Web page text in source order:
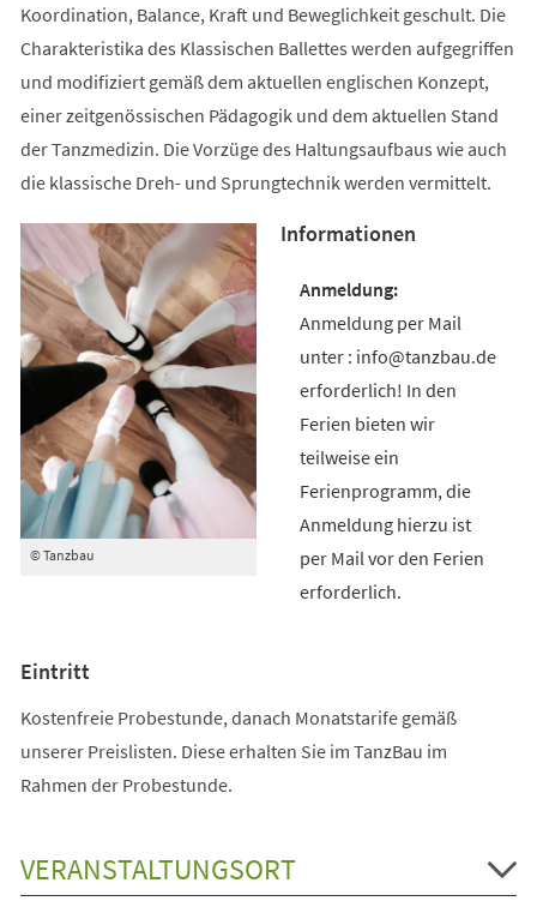
Koordination, Balance, Kraft und Beweglichkeit geschult. Die
Charakteristika des Klassischen Ballettes werden aufgegriffen
und modifiziert gemäß dem aktuellen englischen Konzept,
einer zeitgenössischen Pädagogik und dem aktuellen Stand
der Tanzmedizin. Die Vorzüge des Haltungsaufbaus wie auch
die klassische Dreh- und Sprungtechnik werden vermittelt.
© Tanzbau
Informationen
Anmeldung per Mail
unter : info@tanzbau.de
erforderlich! In den
Ferien bieten wir
teilweise ein
Ferienprogramm, die
Anmeldung hierzu ist
per Mail vor den Ferien
erforderlich.
Eintritt
Kostenfreie Probestunde, danach Monatstarife gemäß
unserer Preislisten. Diese erhalten Sie im TanzBau im
Rahmen der Probestunde.
VERANSTALTUNGSORT